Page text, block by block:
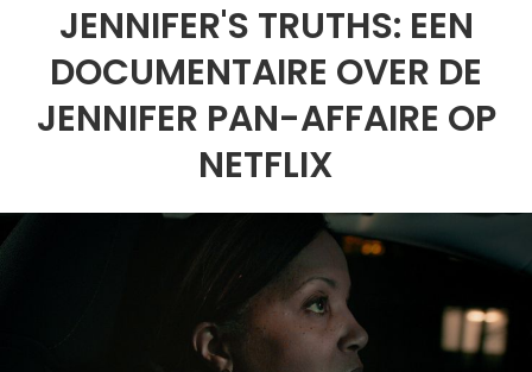
JENNIFER'S TRUTHS: EEN
DOCUMENTAIRE OVER DE
JENNIFER PAN-AFFAIRE OP
NETFLIX